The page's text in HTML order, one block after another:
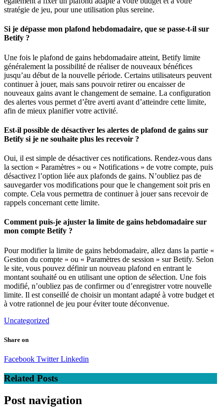
stratégie de jeu, pour une utilisation plus sereine.
Si je dépasse mon plafond hebdomadaire, que se passe-t-il sur
Betify ?
Une fois le plafond de gains hebdomadaire atteint, Betify limite
généralement la possibilité de réaliser de nouveaux bénéfices
jusqu’au début de la nouvelle période. Certains utilisateurs peuvent
continuer à jouer, mais sans pouvoir retirer ou encaisser de
nouveaux gains avant le changement de semaine. La configuration
des alertes vous permet d’être averti avant d’atteindre cette limite,
afin de mieux planifier votre activité.
Est-il possible de désactiver les alertes de plafond de gains sur
Betify si je ne souhaite plus les recevoir ?
Oui, il est simple de désactiver ces notifications. Rendez-vous dans
la section « Paramètres » ou « Notifications » de votre compte, puis
désactivez l’option liée aux plafonds de gains. N’oubliez pas de
sauvegarder vos modifications pour que le changement soit pris en
compte. Cela vous permettra de continuer à jouer sans recevoir de
rappels concernant cette limite.
Comment puis-je ajuster la limite de gains hebdomadaire sur
mon compte Betify ?
Pour modifier la limite de gains hebdomadaire, allez dans la partie «
Gestion du compte » ou « Paramètres de session » sur Betify. Selon
le site, vous pouvez définir un nouveau plafond en entrant le
montant souhaité ou en utilisant une option de sélection. Une fois
modifié, n’oubliez pas de confirmer ou d’enregistrer votre nouvelle
limite. Il est conseillé de choisir un montant adapté à votre budget et
à votre rationnel de jeu pour éviter toute déconvenue.
Uncategorized
Share on
Facebook TwitterLinkedin
Related Posts
Post navigation